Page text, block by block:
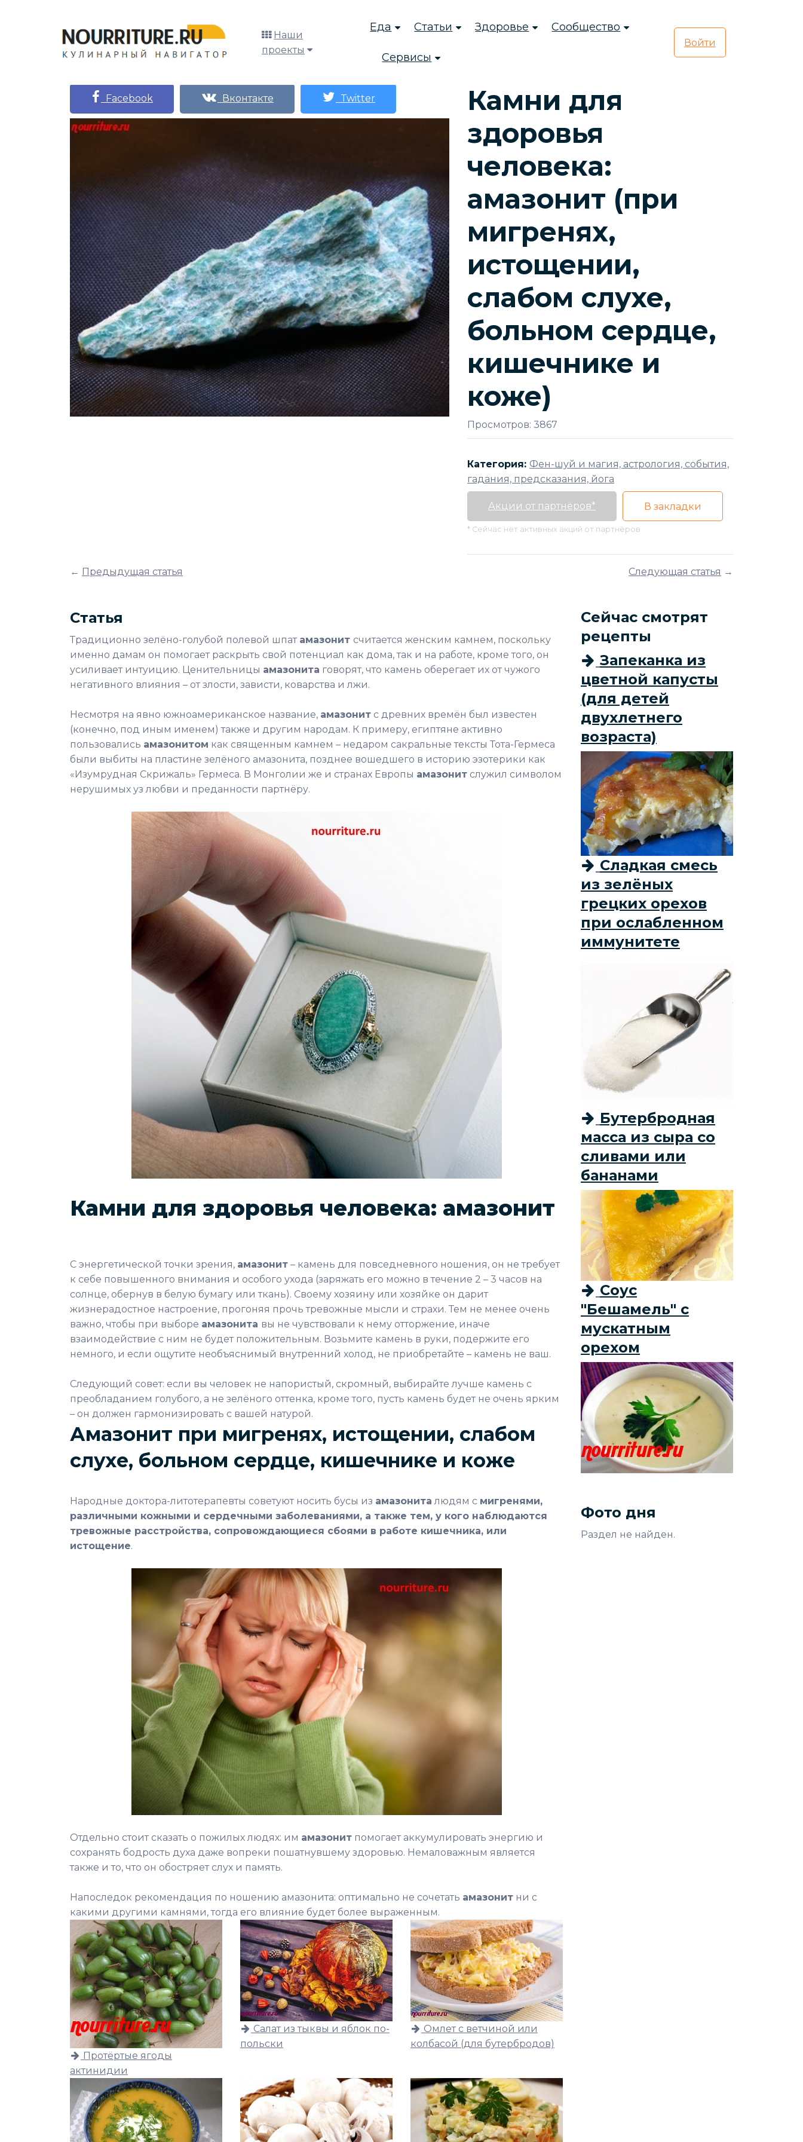
Наши
проекты
Еда Статьи Здоровье Сообщество
Сервисы
Войти
Facebook Вконтакте Twitter
Камни для
здоровья
человека:
амазонит (при
мигренях,
истощении,
слабом слухе,
больном сердце,
кишечнике и
коже)
Просмотров: 3867
Категория: Фен-шуй и магия, астрология, события,
гадания, предсказания, йога
Акции от партнёров* В закладки
* Сейчас нет активных акций от партнёров
← Предыдущая статья Следующая статья →
Статья
Традиционно зелёно-голубой полевой шпат амазонит считается женским камнем, поскольку
именно дамам он помогает раскрыть свой потенциал как дома, так и на работе, кроме того, он
усиливает интуицию. Ценительницы амазонита говорят, что камень оберегает их от чужого
негативного влияния – от злости, зависти, коварства и лжи.
Несмотря на явно южноамериканское название, амазонит с древних времён был известен
(конечно, под иным именем) также и другим народам. К примеру, египтяне активно
пользовались амазонитом как священным камнем – недаром сакральные тексты Тота-Гермеса
были выбиты на пластине зелёного амазонита, позднее вошедшего в историю эзотерики как
«Изумрудная Скрижаль» Гермеса. В Монголии же и странах Европы амазонит служил символом
нерушимых уз любви и преданности партнёру.
Камни для здоровья человека: амазонит
С энергетической точки зрения, амазонит – камень для повседневного ношения, он не требует
к себе повышенного внимания и особого ухода (заряжать его можно в течение 2 – 3 часов на
солнце, обернув в белую бумагу или ткань). Своему хозяину или хозяйке он дарит
жизнерадостное настроение, прогоняя прочь тревожные мысли и страхи. Тем не менее очень
важно, чтобы при выборе амазонита вы не чувствовали к нему отторжение, иначе
взаимодействие с ним не будет положительным. Возьмите камень в руки, подержите его
немного, и если ощутите необъяснимый внутренний холод, не приобретайте – камень не ваш.
Следующий совет: если вы человек не напористый, скромный, выбирайте лучше камень с
преобладанием голубого, а не зелёного оттенка, кроме того, пусть камень будет не очень ярким
– он должен гармонизировать с вашей натурой.
Амазонит при мигренях, истощении, слабом
слухе, больном сердце, кишечнике и коже
Народные доктора-литотерапевты советуют носить бусы из амазонита людям с мигренями,
различными кожными и сердечными заболеваниями, а также тем, у кого наблюдаются
тревожные расстройства, сопровождающиеся сбоями в работе кишечника, или
истощение.
Отдельно стоит сказать о пожилых людях: им амазонит помогает аккумулировать энергию и
сохранять бодрость духа даже вопреки пошатнувшему здоровью. Немаловажным является
также и то, что он обостряет слух и память.
Напоследок рекомендация по ношению амазонита: оптимально не сочетать амазонит ни с
какими другими камнями, тогда его влияние будет более выраженным.
Протёртые ягоды
актинидии
Салат из тыквы и яблок по-
польски
Омлет с ветчиной или
колбасой (для бутербродов)
Сейчас смотрят
рецепты
Запеканка из
цветной капусты
(для детей
двухлетнего
возраста)
Сладкая смесь
из зелёных
грецких орехов
при ослабленном
иммунитете
Бутербродная
масса из сыра со
сливами или
бананами
Соус
"Бешамель" с
мускатным
орехом
Фото дня
Раздел не найден.